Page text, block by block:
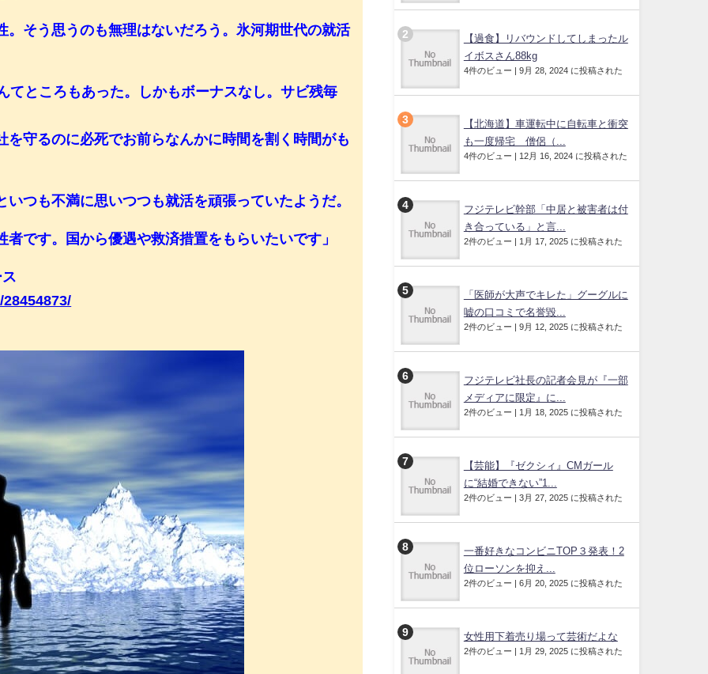
。そう思うのも無理はないだろう。氷河期世代の就活
ところもあった。しかもボーナスなし。サビ残毎
守るのに必死でお前らなんかに時間を割く時間がも
つも不満に思いつつも就活を頑張っていたようだ。
です。国から優遇や救済措置をもらいたいです」
【過食】リバウンドしてしまったル
イボスさん88kg
4件のビュー 9月 28, 2024 に投稿された
【北海道】車運転中に自転車と衝突
も一度帰宅 僧侶（...
4件のビュー 12月 16, 2024 に投稿された
フジテレビ幹部「中居と被害者は付
き合っている」と言...
2件のビュー 1月 17, 2025 に投稿された
「医師が大声でキレた」グーグルに
嘘の口コミで名誉毀...
2件のビュー 9月 12, 2025 に投稿された
フジテレビ社長の記者会見が『一部
メディアに限定』に...
2件のビュー 1月 18, 2025 に投稿された
【芸能】『ゼクシィ』CMガール
に“結婚できない”1...
2件のビュー 3月 27, 2025 に投稿された
一番好きなコンビニTOP３発表！2
位ローソンを抑え...
2件のビュー 6月 20, 2025 に投稿された
女性用下着売り場って芸術だよな
2件のビュー 1月 29, 2025 に投稿された